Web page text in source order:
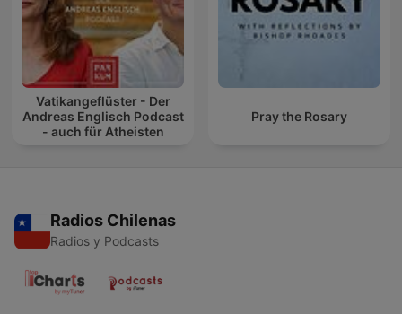
Vatikangeflüster - Der
Andreas Englisch Podcast
- auch für Atheisten
Pray the Rosary
Radios Chilenas
Radios y Podcasts